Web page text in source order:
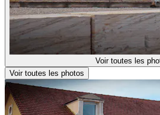
Voir toutes les
Voir toutes les photos